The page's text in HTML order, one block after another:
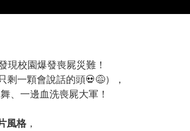
現校園爆發喪屍災難！
只剩一顆會說話的頭💀😅），
、一邊血洗喪屍大軍！
風格 ，